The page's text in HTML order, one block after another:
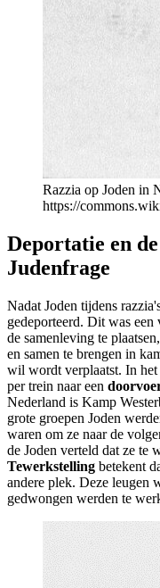
Razzia op Joden in
https://
Deportatie en
Judenfrage
Nadat Joden tijdens
gedeporteerd. Dit was een
de samenleving te
en samen te brengen in
wil wordt verplaatst. In het
per trein naar een
Nederland is Kamp
grote groepen Joden
waren om ze naar de
de Joden verteld dat ze te
Tewerkstelling betekent
andere plek. Deze leugen
gedwongen werden te